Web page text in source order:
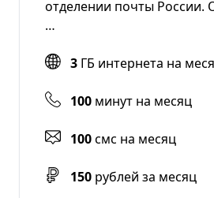
отделении почты России.
…
3 ГБ интернета на
100 минут на месяц
100смс на месяц
150 рублей за месяц